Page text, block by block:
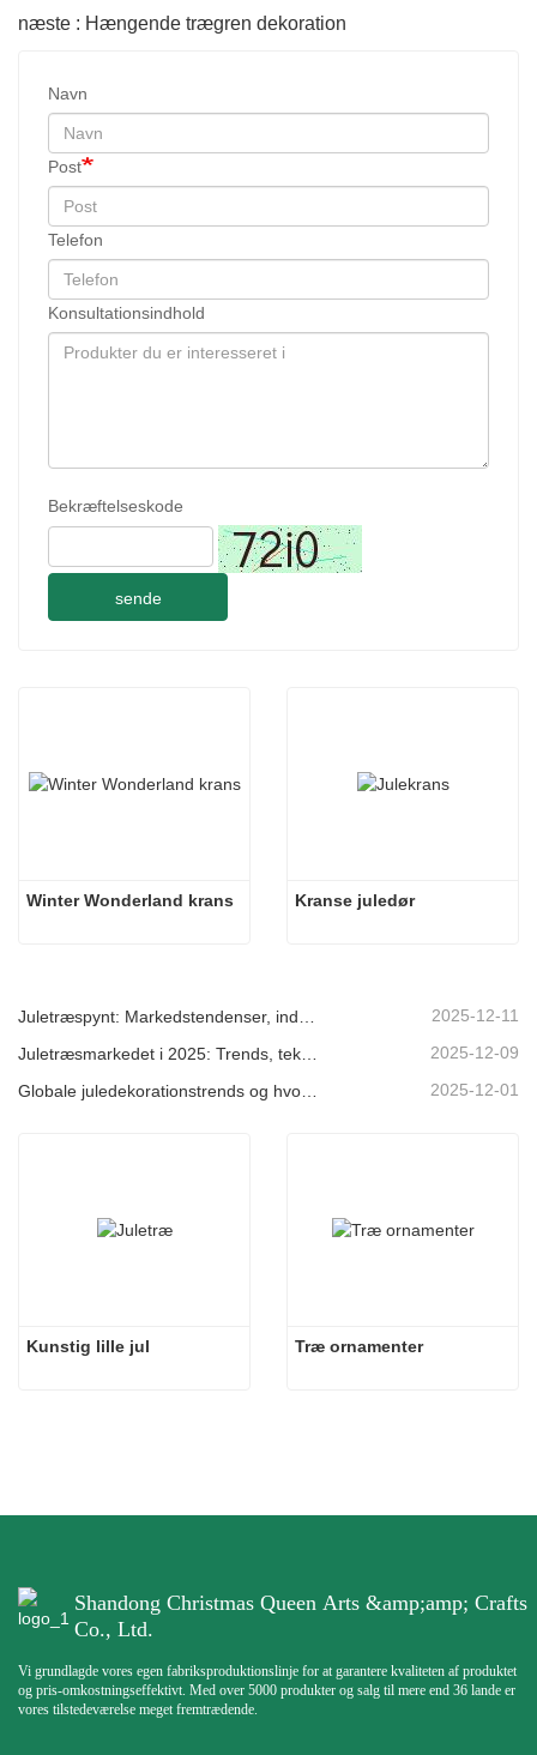
næste : Hængende trægren dekoration
Navn
Post
Telefon
Konsultationsindhold
Bekræftelseskode
sende
Winter Wonderland krans Kranse juledør
2025-12-11
2025-12-09
Globale juledekorationstrends og hvorfor Christmas Queen fortsat fører an på markedet 2025-12-01
Kunstig lille jul Træ ornamenter
Shandong Christmas Queen Arts &amp;amp; Crafts
Co., Ltd.
Vi grundlagde vores egen fabriksproduktionslinje for at garantere kvaliteten af ​​produktet
og pris-omkostningseffektivt. Med over 5000 produkter og salg til mere end 36 lande er
vores tilstedeværelse meget fremtrædende.